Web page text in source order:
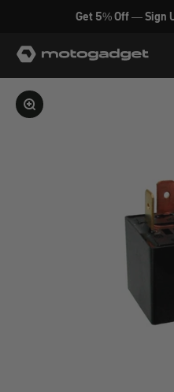
Zum Inhalt springen
Get 5% Off — Sign
motogadget GmbH
Bild vergrößern